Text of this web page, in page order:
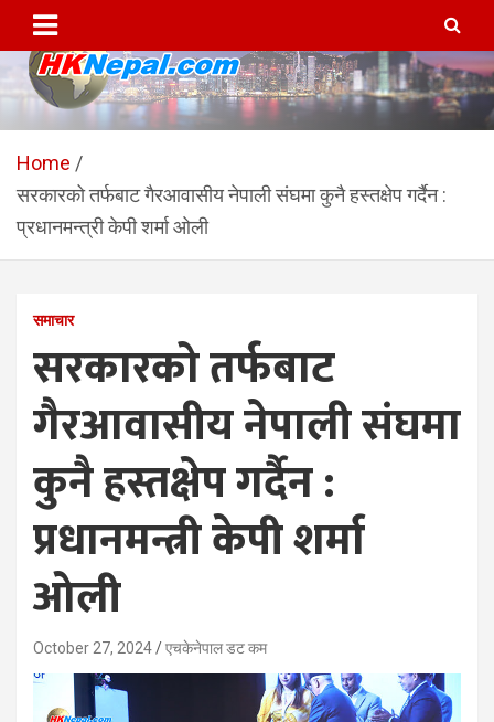
content
HKNepal.com – हङकङबाट
सञ्चालित पहिलो नेपाली अनलाईन
पत्रिका
hknepal, hknepal.com, hk nepal, hk nepal com
Home
सरकारको तर्फबाट गैरआवासीय नेपाली संघमा कुनै हस्तक्षेप गर्दैन :
प्रधानमन्त्री केपी शर्मा ओली
समाचार
सरकारको तर्फबाट
गैरआवासीय नेपाली संघमा
कुनै हस्तक्षेप गर्दैन :
प्रधानमन्त्री केपी शर्मा
ओली
October 27, 2024 एचकेनेपाल डट कम